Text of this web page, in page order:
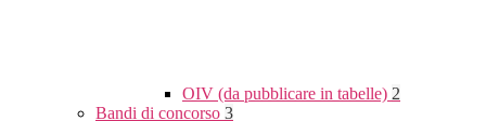
OIV (da pubblicare in tabelle) 2
Bandi di concorso 3